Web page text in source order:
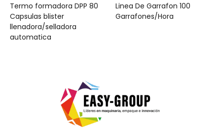
Termo formadora DPP 80
Capsulas blister
llenadora/selladora
automatica
Linea De Garrafon 100
Garrafones/Hora